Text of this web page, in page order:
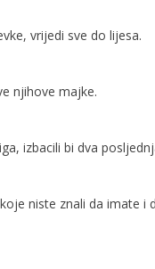
vrijedi sve do lijesa.
njihove majke.
izbacili bi dva
niste znali da imate i